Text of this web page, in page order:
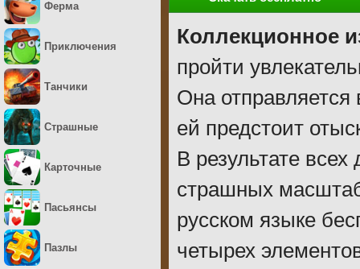
Коллекционное
пройти
Она
ей предстоит
В результате
страшных
русском языке
четырех
Ферма
Приключения
Танчики
Страшные
Карточные
Пасьянсы
Пазлы